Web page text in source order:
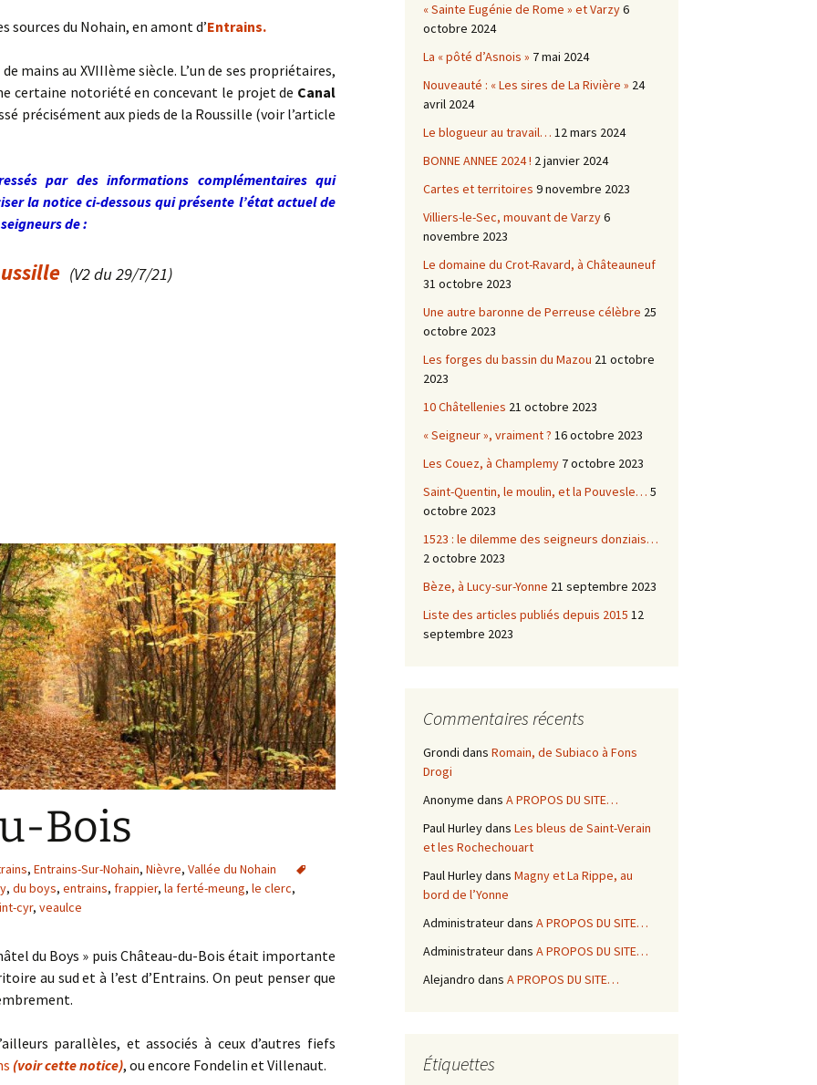
sources du Nohain, en amont d’Entrains.
mains au XVIIIème siècle. L’un de ses propriétaires,
certaine notoriété en concevant le projet de Canal
précisément aux pieds de la Roussille (voir l’article
par des informations complémentaires qui
la notice ci-dessous qui présente l’état actuel de
de :
(V2 du 29/7/21)
Bois
, Entrains-Sur-Nohain, Nièvre, Vallée du Nohain
, du boys, entrains, frappier, la ferté-meung, le clerc,
cyr, veaulce
du Boys » puis Château-du-Bois était importante
au sud et à l’est d’Entrains. On peut penser que
parallèles, et associés à ceux d’autres fiefs
(voir cette notice), ou encore Fondelin et Villenaut.
« Sainte Eugénie de Rome » et Varzy6
octobre 2024
La « pôté d’Asnois » 7 mai 2024
Nouveauté : « Les sires de La Rivière » 24
avril 2024
Le blogueur au travail… 12 mars 2024
BONNE ANNEE 2024 ! 2 janvier 2024
Cartes et territoires 9 novembre 2023
Villiers-le-Sec, mouvant de Varzy6
novembre 2023
Le domaine du Crot-Ravard, à Châteauneuf
31 octobre 2023
Une autre baronne de Perreuse célèbre 25
octobre 2023
Les forges du bassin du Mazou 21 octobre
2023
10 Châtellenies 21 octobre 2023
« Seigneur », vraiment ? 16 octobre 2023
Les Couez, à Champlemy 7 octobre 2023
Saint-Quentin, le moulin, et la Pouvesle… 5
octobre 2023
1523 : le dilemme des seigneurs donziais…
2 octobre 2023
Bèze, à Lucy-sur-Yonne 21 septembre 2023
Liste des articles publiés depuis 2015 12
septembre 2023
Commentaires récents
Grondi dans Romain, de Subiaco à Fons
Drogi
Anonyme dans A PROPOS DU SITE…
Paul Hurleydans Les bleus de Saint-Verain
et les Rochechouart
Paul Hurleydans Magny et La Rippe, au
bord de l’Yonne
Administrateurdans A PROPOS DU SITE…
Administrateurdans A PROPOS DU SITE…
Alejandro dans A PROPOS DU SITE…
Étiquettes